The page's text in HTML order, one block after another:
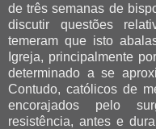
de três semanas de
discutir questões
temeram que isto
Igreja, principalmente
determinado a se
Contudo, católicos de
encorajados pelo
resistência, antes e